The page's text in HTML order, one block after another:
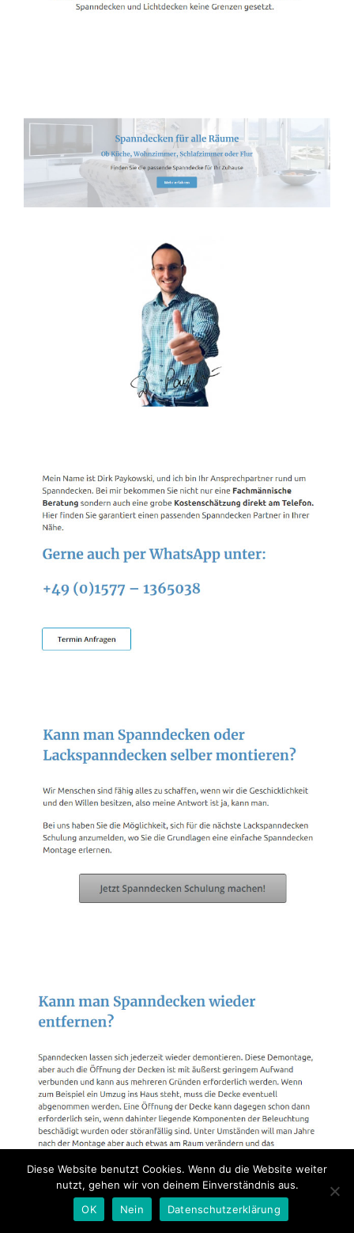
Diese Website benutzt Cookies. Wenn du die Website weiter
nutzt, gehen wir von deinem Einverständnis aus.
OK
Nein Datenschutzerklärung